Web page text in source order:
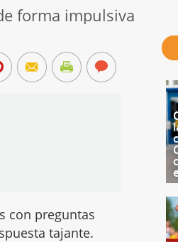
forma impulsiva
con preguntas
tajante.